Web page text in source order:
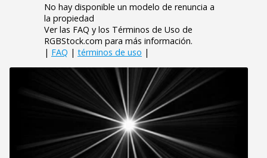
No hay disponible un modelo de renuncia a
la propiedad
Ver las FAQ y los Términos de Uso de
RGBStock.com para más información.
| FAQ | términos de uso |